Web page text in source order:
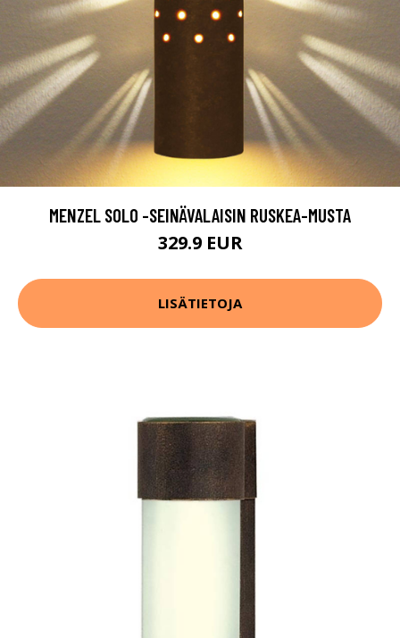
MENZEL SOLO -SEINÄVALAISIN RUSKEA-MUSTA
329.9 EUR
LISÄTIETOJA